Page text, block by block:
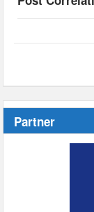
Partner